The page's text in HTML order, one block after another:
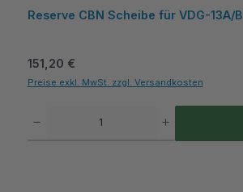
Reserve CBN Scheibe für VDG-13A/B
Regulärer Preis:
151,20 €
Preise exkl. MwSt. zzgl. Versandkosten